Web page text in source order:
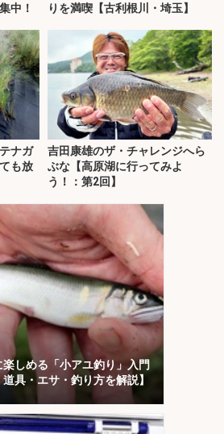
中！
りを満喫【古利根川・埼玉】
ナガ
も放
吉田康雄のザ・チャレンジへら
ぶな【高原湖に行ってみよ
う！：第2回】
しめる「小アユ釣り」入門
道具・エサ・釣り方を解説】